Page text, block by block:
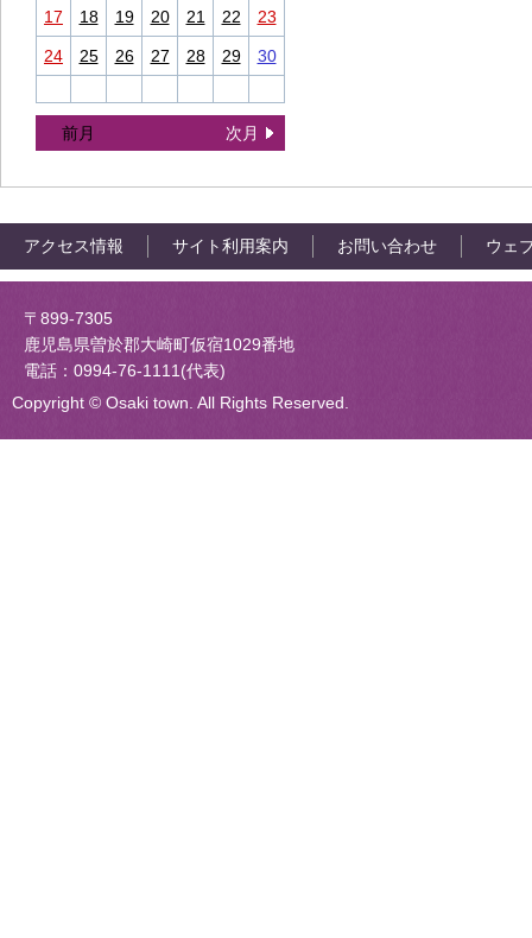
17 18 19 20 21 22 23
24 25 26 27 28 29 30
前月 次月
アクセス情報 サイト利用案内 お問い合わせ ウェ
大崎町役場
〒899-7305
鹿児島県曽於郡大崎町仮宿1029番地
電話：0994-76-1111(代表)
Copyright © Osaki town. All Rights Reserved.